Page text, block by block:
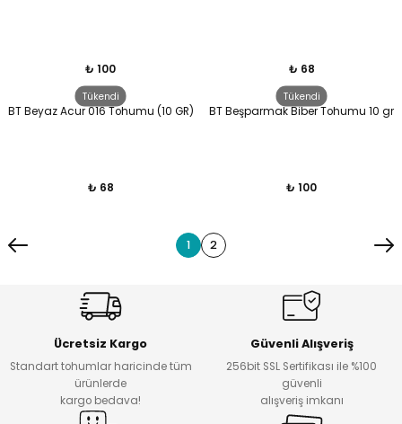
₺ 100 ₺ 68
Tükendi
BT Beyaz Acur 016 Tohumu (10 GR)
₺ 68
Tükendi
BT Beşparmak Biber Tohumu 10 gr
₺ 100
1 2
Ücretsiz Kargo
Standart tohumlar haricinde tüm
ürünlerde
kargo bedava!
Güvenli Alışveriş
256bit SSL Sertifikası ile %100
güvenli
alışveriş imkanı